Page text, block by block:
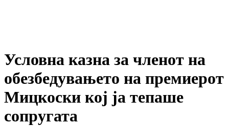
Условна казна за членот на
обезбедувањето на премиерот
Мицкоски кој ја тепаше
сопругата